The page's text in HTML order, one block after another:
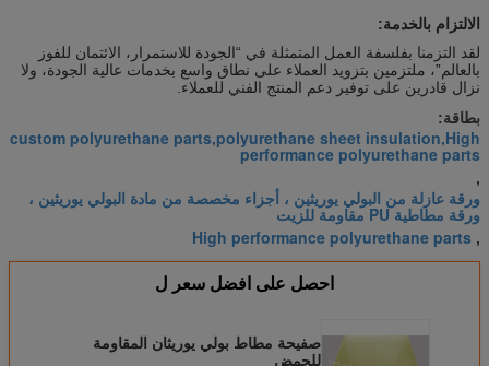
الالتزام بالخدمة:
لقد التزمنا بفلسفة العمل المتمثلة في “الجودة للاستمرار، الائتمان للفوز
بالعالم”، ملتزمين بتزويد العملاء على نطاق واسع بخدمات عالية الجودة، ولا
نزال قادرين على توفير دعم المنتج الفني للعملاء.
بطاقة:
custom polyurethane parts,polyurethane sheet insulation,High
performance polyurethane parts
,
ورقة عازلة من البولي يوريثين ، أجزاء مخصصة من مادة البولي يوريثين ،
ورقة مطاطية PU مقاومة للزيت
,
High performance polyurethane parts
احصل على افضل سعر ل
صفيحة مطاط بولي يوريثان المقاومة
للحمض